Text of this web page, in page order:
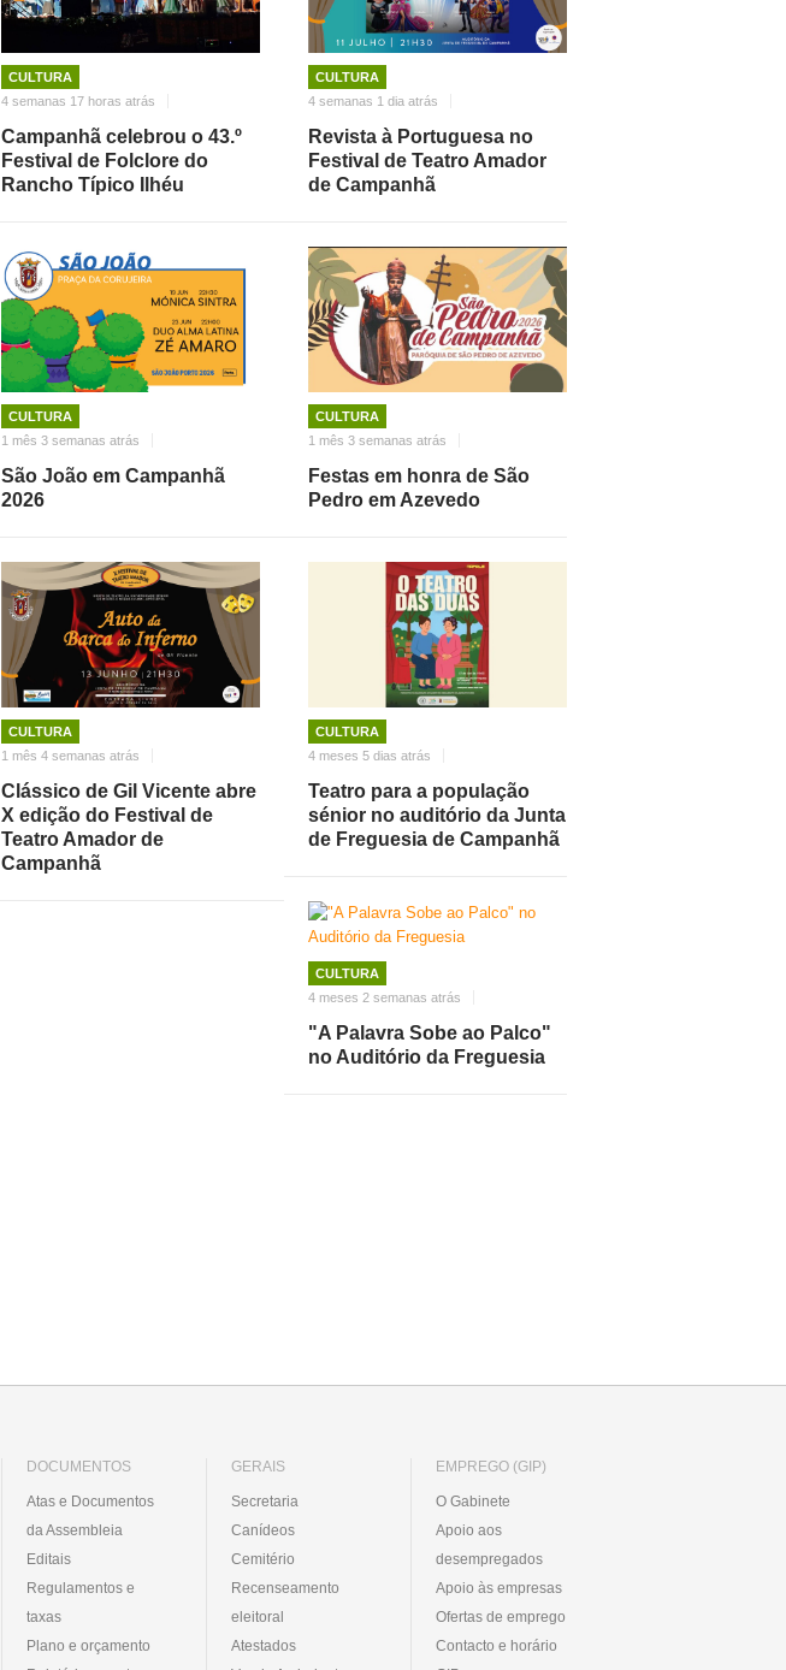
CULTURA
4 semanas 17 horas atrás
Campanhã celebrou o 43.º
Festival de Folclore do
Rancho Típico Ilhéu
CULTURA
4 semanas 1 dia atrás
Revista à Portuguesa no
Festival de Teatro Amador
de Campanhã
CULTURA
1 mês 3 semanas atrás
São João em Campanhã
2026
CULTURA
1 mês 3 semanas atrás
Festas em honra de São
Pedro em Azevedo
CULTURA
1 mês 4 semanas atrás
Clássico de Gil Vicente abre
X edição do Festival de
Teatro Amador de
Campanhã
CULTURA
4 meses 5 dias atrás
Teatro para a população
sénior no auditório da Junta
de Freguesia de Campanhã
CULTURA
4 meses 2 semanas atrás
"A Palavra Sobe ao Palco"
no Auditório da Freguesia
DOCUMENTOS
Atas e Documentos
da Assembleia
Editais
Regulamentos e
taxas
Plano e orçamento
GERAIS
Secretaria
Canídeos
Cemitério
Recenseamento
eleitoral
Atestados
EMPREGO (GIP)
O Gabinete
Apoio aos
desempregados
Apoio às empresas
Ofertas de emprego
Contacto e horário